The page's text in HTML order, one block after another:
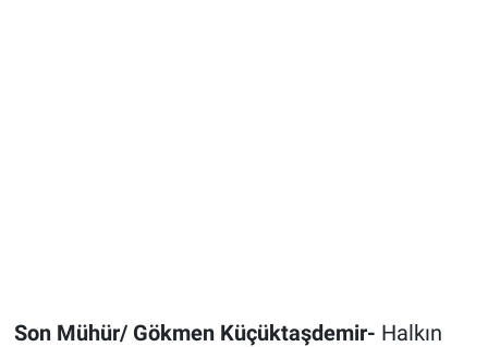
Son Mühür/ Gökmen Küçüktaşdemir- Halkın